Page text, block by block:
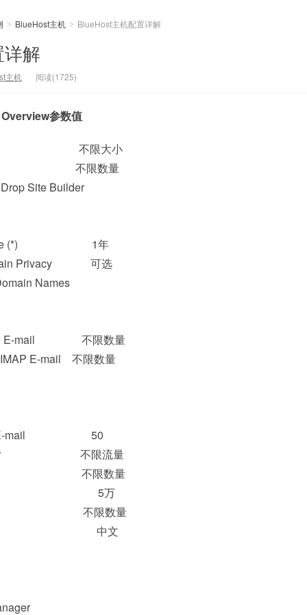
> BlueHost主机 > BlueHost主机配置详解
解
主机 阅读(1725)
参数值
不限大小
不限数量
Site Builder
Name (*) 1年
Privacy 可选
Names
E-mail 不限数量
E-mail 不限数量
E-mail
E-mail 50
不限流量
不限数量
5万
不限数量
板 中文
户
Manager